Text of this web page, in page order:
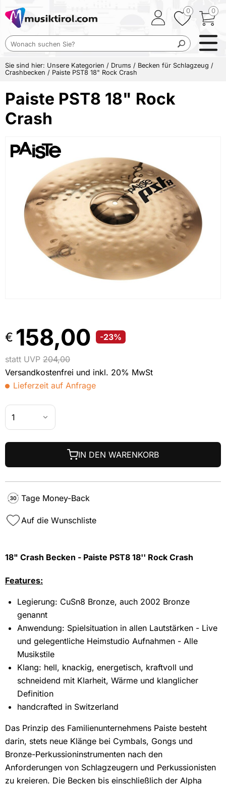
0
0
Sie sind hier: Unsere Kategorien / Drums / Becken für Schlagzeug /
Crashbecken / Paiste PST8 18" Rock Crash
Paiste PST8 18" Rock
Crash
€ 158,00 -23%
statt UVP 204,00
Versandkostenfrei und inkl. 20% MwSt
Lieferzeit auf Anfrage
IN DEN WARENKORB
Tage Money-Back
Auf die Wunschliste
18" Crash Becken - Paiste PST8 18'' Rock Crash
Features:
Legierung: CuSn8 Bronze, auch 2002 Bronze
genannt
Anwendung: Spielsituation in allen Lautstärken - Live
und gelegentliche Heimstudio Aufnahmen - Alle
Musikstile
Klang: hell, knackig, energetisch, kraftvoll und
schneidend mit Klarheit, Wärme und klanglicher
Definition
handcrafted in Switzerland
Das Prinzip des Familienunternehmens Paiste besteht
darin, stets neue Klänge bei Cymbals, Gongs und
Bronze-Perkussioninstrumenten nach den
Anforderungen von Schlagzeugern und Perkussionisten
zu kreieren. Die Becken bis einschließlich der Alpha